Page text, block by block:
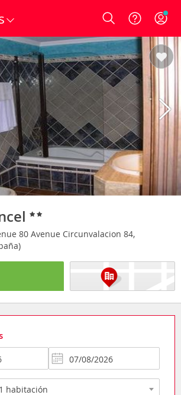
Login
80 Avenue Circunvalacion 84,